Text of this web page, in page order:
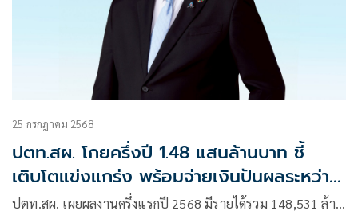
25 กรกฎาคม 2568
ปตท.สผ. โกยครึ่งปี 1.48 แสนล้านบาท ชี้
เติบโตแข่งแกร่ง พร้อมจ่ายเงินปันผลระหว่าง
กาล 4.10 บาทต่อหุ้น
ปตท.สผ. เผยผลงานครึ่งแรกปี 2568 มีรายได้รวม 148,531 ล้า…